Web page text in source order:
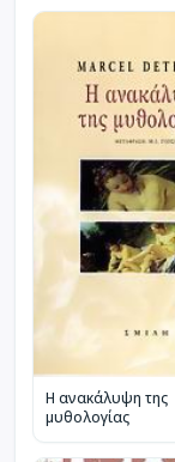
Η ανακάλυψη της
μυθολογίας